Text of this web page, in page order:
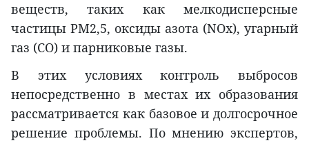
веществ, таких как мелкодисперсные
частицы PM2,5, оксиды азота (NOx), угарный
газ (CO) и парниковые газы.
В этих условиях контроль выбросов
непосредственно в местах их образования
рассматривается как базовое и долгосрочное
решение проблемы. По мнению экспертов,